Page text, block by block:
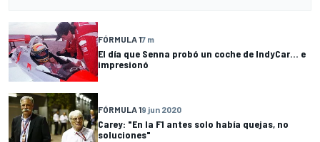
FÓRMULA 17 m
El día que Senna probó un coche de IndyCar... e
impresionó
FÓRMULA 19 jun 2020
Carey: "En la F1 antes solo había quejas, no
soluciones"